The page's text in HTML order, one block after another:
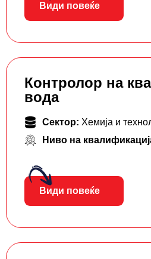
Види повеќе
Контролор на
вода
Сектор: Хемија и
Ниво на
Види повеќе